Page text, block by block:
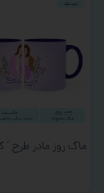
ماگ روز مادر طرح ‘ کد